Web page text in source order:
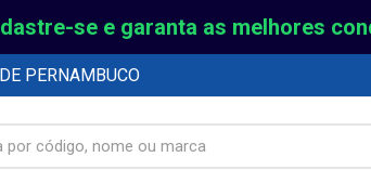
se e garanta as melhores
PERNAMBUCO